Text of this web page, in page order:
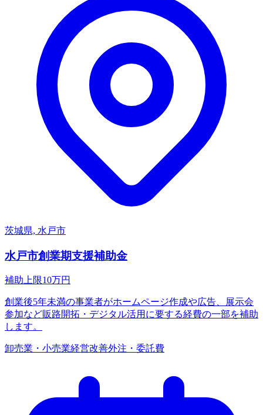
茨城県, 水戸市
水戸市創業期支援補助金
補助上限10万円
創業後5年未満の事業者がホームページ作成や広告、展示会
参加など販路開拓・デジタル活用に要する経費の一部を補助
します。
卸売業・小売業経営改善外注・委託費